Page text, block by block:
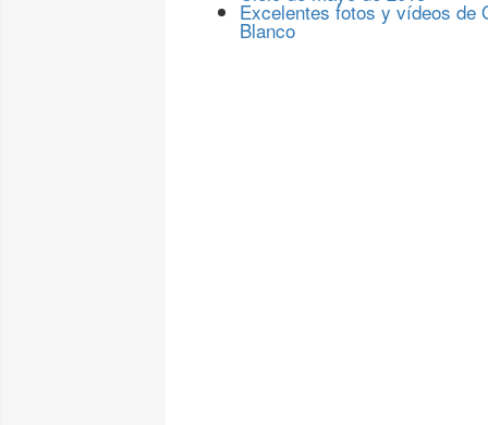
Excelentes fotos y vídeos de
Blanco